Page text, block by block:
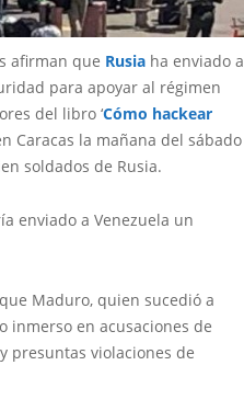
afirman que Rusia ha enviado a
para apoyar al régimen
del libro ‘Cómo hackear
Caracas la mañana del sábado
soldados de Rusia.
enviado a Venezuela un
Maduro, quien sucedió a
inmerso en acusaciones de
presuntas violaciones de